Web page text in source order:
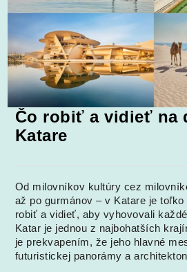
Čo robiť a vidieť na
Katare
Od milovníkov kultúry cez
až po gurmánov – v Katare je
robiť a vidieť, aby vyhovovali
Katar je jednou z najbohatších
je prekvapením, že jeho hlavné
futuristickej panorámy a